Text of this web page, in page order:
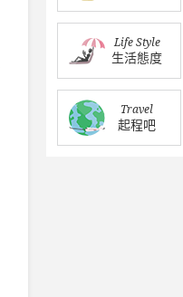
Life Style
生活態度
Travel
起程吧